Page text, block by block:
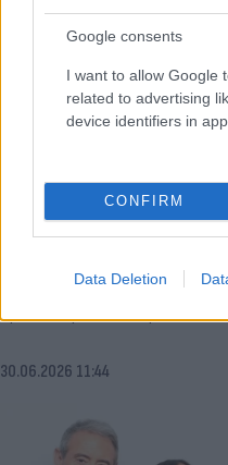
Google consents
I want to allow Google
related to advertising
device identifiers in
CONFIRM
Data Deletion
Η Μαίρη Βυτινάρος
σύντροφο (βίντεο)
Ερωτεύτηκε και το φωνάζει.
30.06.2026 11:44